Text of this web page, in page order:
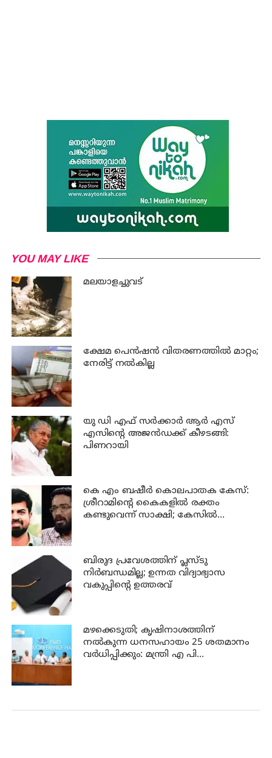
YOU MAY LIKE
മലയാളച്ചുവട്
ക്ഷേമ പെന്‍ഷന്‍ വിതരണത്തില്‍ മാറ്റം;
നേരിട്ട് നല്‍കില്ല
യു ഡി എഫ് സര്‍ക്കാര്‍ ആര്‍ എസ്
എസിന്റെ അജന്‍ഡക്ക്‌ കീഴടങ്ങി:
പിണറായി
കെ എം ബഷീര്‍ കൊലപാതക കേസ്:
ശ്രീറാമിന്റെ കൈകളില്‍ രക്തം
കണ്ടുവെന്ന് സാക്ഷി; കേസില്‍
ബിരുദ പ്രവേശത്തിന് പ്ലസ്ടു
നിര്‍ബന്ധമില്ല; ഉന്നത വിദ്യാഭ്യാസ
വകുപ്പിന്റെ ഉത്തരവ്
മഴക്കെടുതി; കൃഷിനാശത്തിന്
നല്‍കുന്ന ധനസഹായം 25 ശതമാനം
വര്‍ധിപ്പിക്കും: മന്ത്രി എ പി